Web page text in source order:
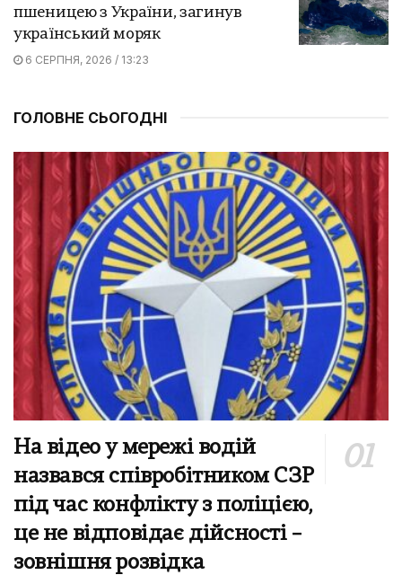
пшеницею з України, загинув
український моряк
6 СЕРПНЯ, 2026 / 13:23
ГОЛОВНЕ СЬОГОДНІ
На відео у мережі водій
назвався співробітником СЗР
під час конфлікту з поліцією,
це не відповідає дійсності –
зовнішня розвідка